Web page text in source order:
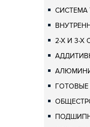
СИСТЕМА
2-Х И 3-Х